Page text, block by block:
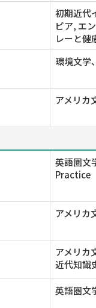
初期近代
ピア, エ
レーと健
環境文学
アメリカ
英語圏文
Practice
アメリカ
アメリカ
近代知識
英語圏文